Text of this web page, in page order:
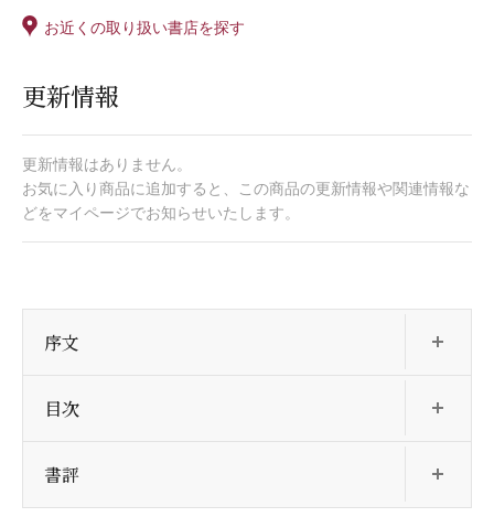
お近くの取り扱い書店を探す
更新情報
更新情報はありません。
お気に入り商品に追加すると、この商品の更新情報や関連情報な
どをマイページでお知らせいたします。
序文
目次
書評